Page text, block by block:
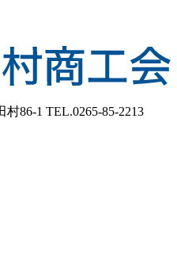
村86-1 TEL.0265-85-2213